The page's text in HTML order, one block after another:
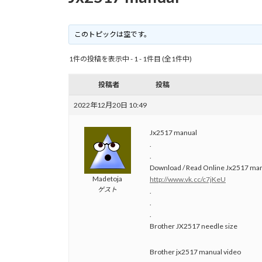
このトピックは空です。
1件の投稿を表示中 - 1 - 1件目 (全1件中)
投稿者 投稿
2022年12月20日 10:49
Madetoja
ゲスト
Jx2517 manual
Download / Read Online Jx2517
http://www.vk.cc/c7jKeU
Brother JX2517 needle size
Brother jx2517 manual video